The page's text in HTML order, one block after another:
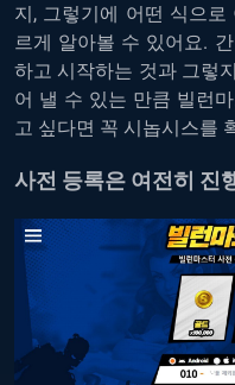
지, 그렇기에 어떤 식으
르게 알아볼 수 있어요.
하고 시작하는 것과 그렇
어 낼 수 있는 만큼 빌런
고 싶다면 꼭 시놉시스를
사전 등록은 여전히 진